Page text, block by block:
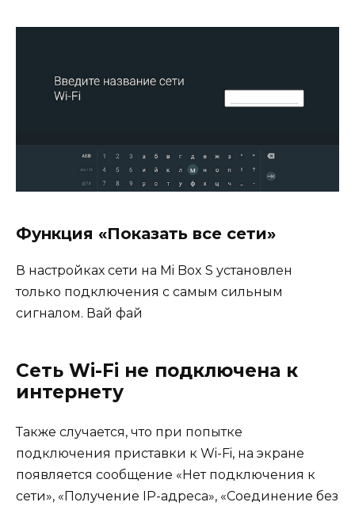
Функция «Показать все сети»
В настройках сети на Mi Box S установлен
только подключения с самым сильным
сигналом. Вай фай
Cеть Wi-Fi не подключена к
интернету
Также случается, что при попытке
подключения приставки к Wi-Fi, на экране
появляется сообщение «Нет подключения к
сети», «Получение IP-адреса», «Соединение без